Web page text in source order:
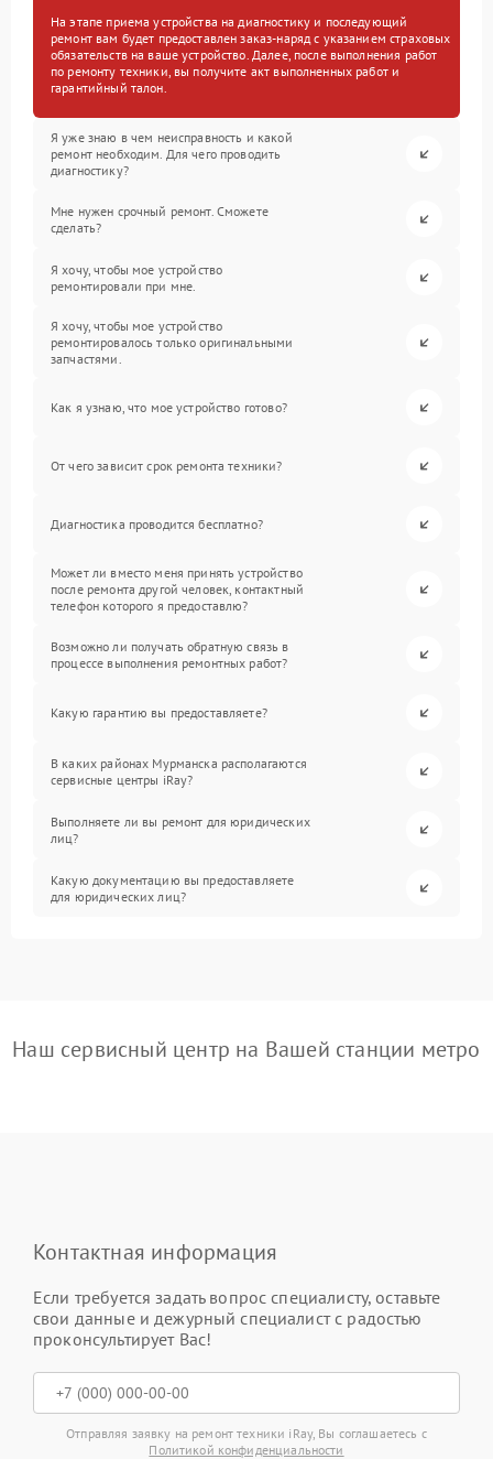
На этапе приема устройства на диагностику и последующий
ремонт вам будет предоставлен заказ-наряд с указанием страховых
обязательств на ваше устройство. Далее, после выполнения работ
по ремонту техники, вы получите акт выполненных работ и
гарантийный талон.
Я уже знаю в чем неисправность и какой
ремонт необходим. Для чего проводить
диагностику?
Мне нужен срочный ремонт. Сможете
сделать?
Я хочу, чтобы мое устройство
ремонтировали при мне.
Я хочу, чтобы мое устройство
ремонтировалось только оригинальными
запчастями.
Как я узнаю, что мое устройство готово?
От чего зависит срок ремонта техники?
Диагностика проводится бесплатно?
Может ли вместо меня принять устройство
после ремонта другой человек, контактный
телефон которого я предоставлю?
Возможно ли получать обратную связь в
процессе выполнения ремонтных работ?
Какую гарантию вы предоставляете?
В каких районах Мурманска располагаются
сервисные центры iRay?
Выполняете ли вы ремонт для юридических
лиц?
Какую документацию вы предоставляете
для юридических лиц?
Наш сервисный центр на Вашей станции метро
Контактная информация
Если требуется задать вопрос специалисту, оставьте
свои данные и дежурный специалист с радостью
проконсультирует Вас!
Отправляя заявку на ремонт техники iRay, Вы соглашаетесь с
Политикой конфиденциальности